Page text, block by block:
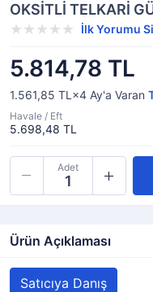
OKSİTLİ TELKARİ
İlk Yorumu
5.814,78 TL
1.561,85 TL×4 Ay'a Varan
Havale / Eft
5.698,48 TL
Adet
Ürün Açıklaması
Satıcıya Danış